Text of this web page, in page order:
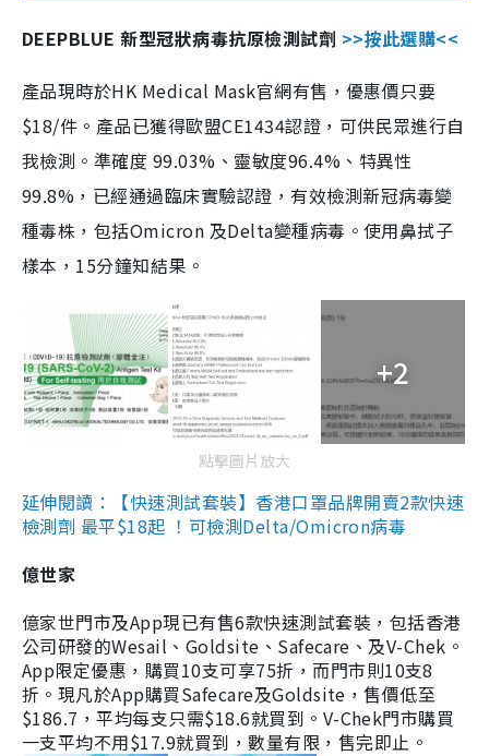
DEEPBLUE 新型冠狀病毒抗原檢測試劑 >>按此選購<<
產品現時於HK Medical Mask官網有售，優惠價只要
$18/件。產品已獲得歐盟CE1434認證，可供民眾進行自
我檢測。準確度 99.03%、靈敏度96.4%、特異性
99.8%，已經通過臨床實驗認證，有效檢測新冠病毒變
種毒株，包括Omicron 及Delta變種病毒。使用鼻拭子
樣本，15分鐘知結果。
+2
點擊圖片放大
延伸閱讀：【快速測試套裝】香港口罩品牌開賣2款快速
檢測劑 最平$18起 ！可檢測Delta/Omicron病毒
億世家
億家世門市及App現已有售6款快速測試套裝，包括香港
公司研發的Wesail、Goldsite、Safecare、及V-Chek。
App限定優惠，購買10支可享75折，而門市則10支8
折。現凡於App購買Safecare及Goldsite，售價低至
$186.7，平均每支只需$18.6就買到。V-Chek門市購買
一支平均不用$17.9就買到，數量有限，售完即止。